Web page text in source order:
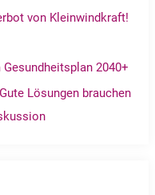
von Kleinwindkraft!
2040+
Lösungen brauchen